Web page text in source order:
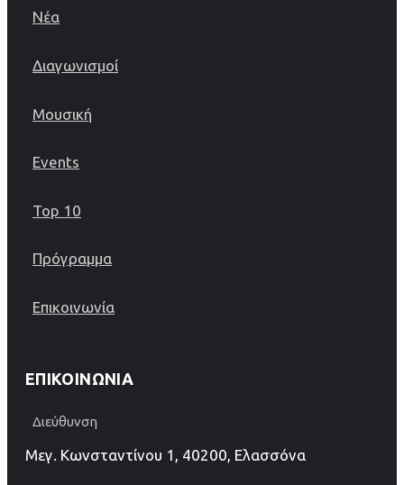
Νέα
Διαγωνισμοί
Μουσική
Events
Top 10
Πρόγραμμα
Επικοινωνία
ΕΠΙΚΟΙΝΩΝΊΑ
Διεύθυνση
Μεγ. Κωνσταντίνου 1, 40200, Ελασσόνα